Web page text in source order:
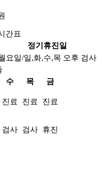
간표
정기휴진일
요일/일,화,수,목 오후 검사
수 목 금
진료 진료 진료
검사 검사 휴진